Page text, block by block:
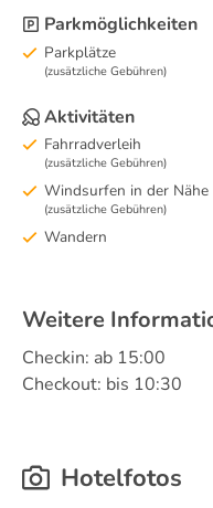
Parkmöglichkeiten
Parkplätze
(zusätzliche Gebühren)
Aktivitäten
Fahrradverleih
(zusätzliche Gebühren)
Windsurfen in der Nähe
(zusätzliche Gebühren)
Wandern
Weitere
Checkin: ab 15:00
Checkout: bis 10:30
Hotelfotos